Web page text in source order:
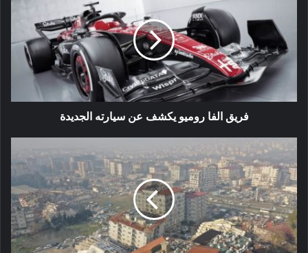
يكشف
عن
سيارته
الجديدة
فريق الفا روميو يكشف عن سيارته الجديدة
النشاطات
الرياضية
في
تركيا
"حتى
إشعار